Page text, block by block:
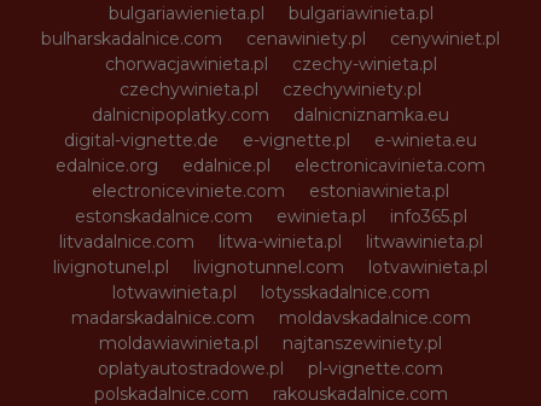
bulgariawienieta.pl
bulgariawinieta.pl
bulharskadalnice.com
cenawiniety.pl
cenywiniet.pl
chorwacjawinieta.pl
czechy-winieta.pl
czechywinieta.pl
czechywiniety.pl
dalnicnipoplatky.com
dalnicniznamka.eu
digital-vignette.de
e-vignette.pl
e-winieta.eu
edalnice.org
edalnice.pl
electronicavinieta.com
electroniceviniete.com
estoniawinieta.pl
estonskadalnice.com
ewinieta.pl
info365.pl
litvadalnice.com
litwa-winieta.pl
litwawinieta.pl
livignotunel.pl
livignotunnel.com
lotvawinieta.pl
lotwawinieta.pl
lotysskadalnice.com
madarskadalnice.com
moldavskadalnice.com
moldawiawinieta.pl
najtanszewiniety.pl
oplatyautostradowe.pl
pl-vignette.com
polskadalnice.com
rakouskadalnice.com